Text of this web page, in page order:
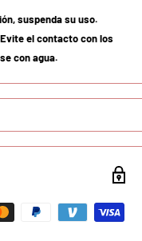
suspenda su uso.
el contacto con los
con agua.